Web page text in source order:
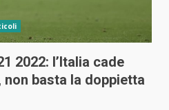
2022: l’Italia cade
basta la doppietta